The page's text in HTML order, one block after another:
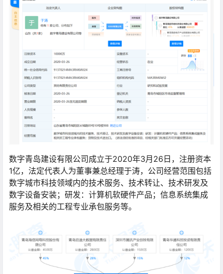
数字青岛建设有限公司成立于2020年3月26日，注册资本
1亿，法定代表人为董事兼总经理于涛，公司经营范围包括
数字城市科技领域内的技术服务、技术转让、技术研发及
数字设备安装；研发：计算机软硬件产品；信息系统集成
服务及相关的工程专业承包服务等。